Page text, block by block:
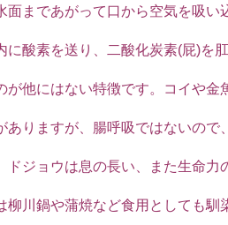
面まであがって口から空気を吸い
に酸素を送り、二酸化炭素(屁)を
が他にはない特徴です。コイや金
ありますが、腸呼吸ではないので
ドジョウは息の長い、また生命力
柳川鍋や蒲焼など食用としても